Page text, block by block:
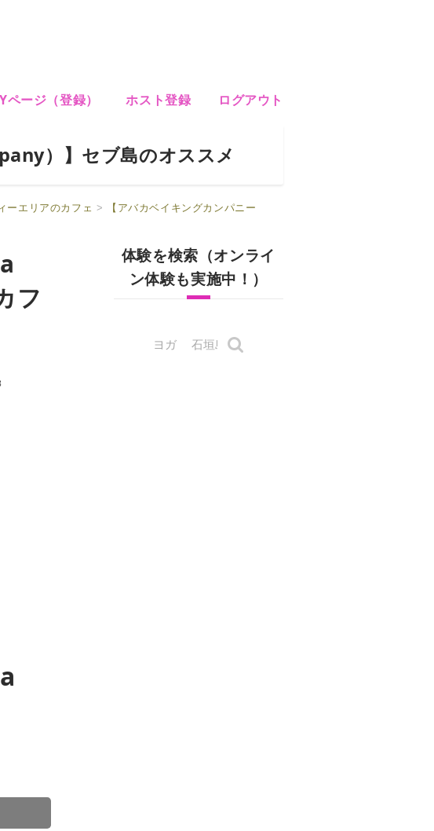
ページ（登録） ホスト登録 ログアウト
）】セブ島のオススメ
ーエリアのカフェ >
【アバカベイキングカンパニー
フ
体験を検索（オンライ
ン体験も実施中！）